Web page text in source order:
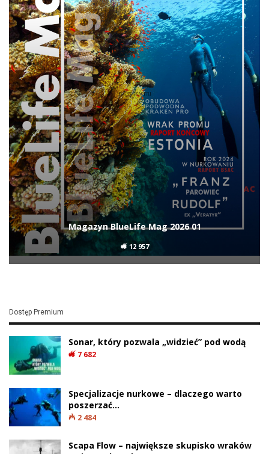
organiczne przedmioty przetrwały w
znacznie lepszym stanie niż na większości
stanowisk archeologicznych.
WARTO PRZECZYTAĆ:
Niemiecki LS 6 odnaleziony po ponad 80
latach
217
Wrak Capo Mulini od ponad 2000 lat skrywa
tajemnice, nowe…
246